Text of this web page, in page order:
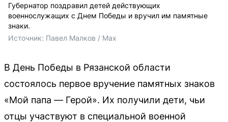
Губернатор поздравил детей действующих
военнослужащих с Днем Победы и вручил им памятные
знаки.
Источник: Павел Малков / Max
В День Победы в Рязанской области
состоялось первое вручение памятных знаков
«Мой папа — Герой». Их получили дети, чьи
отцы участвуют в специальной военной